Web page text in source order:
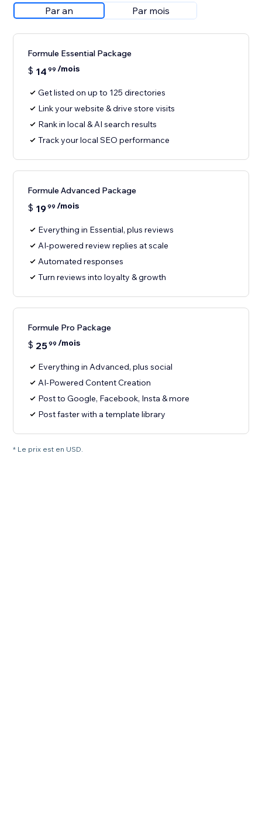
Par an Par mois
Formule Essential Package
$ 14 99 /mois
Get listed on up to 125 directories
Link your website & drive store visits
Rank in local & AI search results
Track your local SEO performance
Formule Advanced Package
$ 1999 /mois
Everything in Essential, plus reviews
AI-powered review replies at scale
Automated responses
Turn reviews into loyalty & growth
Formule Pro Package
$ 2599 /mois
Everything in Advanced, plus social
AI-Powered Content Creation
Post to Google, Facebook, Insta & more
Post faster with a template library
* Le prix est en USD.